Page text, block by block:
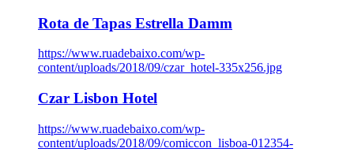
Rota de Tapas Estrella Damm
https://www.ruadebaixo.com/wp-
content/uploads/2018/09/czar_hotel-335x256.jpg
Czar Lisbon Hotel
https://www.ruadebaixo.com/wp-
content/uploads/2018/09/comiccon_lisboa-012354-